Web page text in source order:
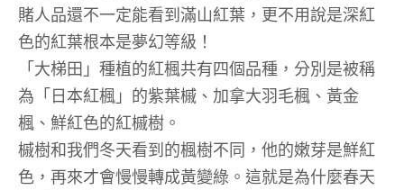
賭人品還不一定能看到滿山紅葉，更不用說是深紅
色的紅葉根本是夢幻等級！
「大梯田」種植的紅楓共有四個品種，分別是被稱
為「日本紅楓」的紫葉槭、加拿大羽毛楓、黃金
楓、鮮紅色的紅槭樹。
槭樹和我們冬天看到的楓樹不同，他的嫩芽是鮮紅
色，再來才會慢慢轉成黃變綠。這就是為什麼春天